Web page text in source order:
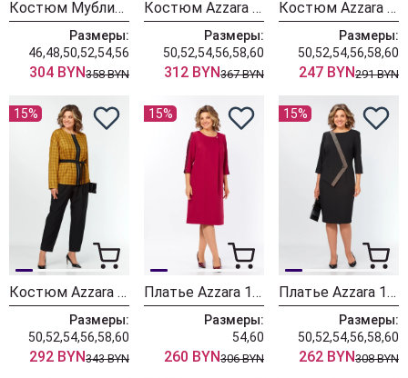
Костюм Мублиз 351 синий
Размеры:
46,48,50,52,54,56
304 BYN358 BYN
Костюм Azzara 10090
Размеры:
50,52,54,56,58,60
312 BYN367 BYN
Костюм Azzara 10086
Размеры:
50,52,54,56,58,60
247 BYN291 BYN
15%
Костюм Azzara 10083
Размеры:
50,52,54,56,58,60
292 BYN343 BYN
15%
Платье Azzara 10081
Размеры:
54,60
260 BYN306 BYN
15%
Платье Azzara 10080
Размеры:
50,52,54,56,58,60
262 BYN308 BYN